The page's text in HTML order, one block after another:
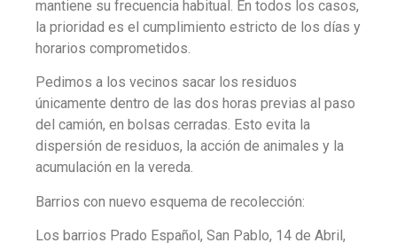
mantiene su frecuencia habitual. En todos los casos,
la prioridad es el cumplimiento estricto de los días y
horarios comprometidos.
Pedimos a los vecinos sacar los residuos
únicamente dentro de las dos horas previas al paso
del camión, en bolsas cerradas. Esto evita la
dispersión de residuos, la acción de animales y la
acumulación en la vereda.
Barrios con nuevo esquema de recolección:
Los barrios Prado Español, San Pablo, 14 de Abril,